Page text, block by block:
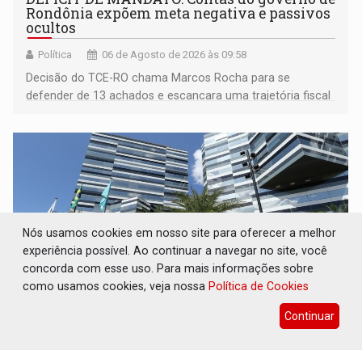
Rondônia expõem meta negativa e passivos
ocultos
Política 06 de Agosto de 2026 às 09:58
Decisão do TCE-RO chama Marcos Rocha para se
defender de 13 achados e escancara uma trajetória fiscal
mandato
CREDIBILIDADE: Superintendentes da PF
Nós usamos cookies em nosso site para oferecer a melhor
experiência possível. Ao continuar a navegar no site, você
concorda com esse uso. Para mais informações sobre
como usamos cookies, veja nossa Política de Cookies
Continuar